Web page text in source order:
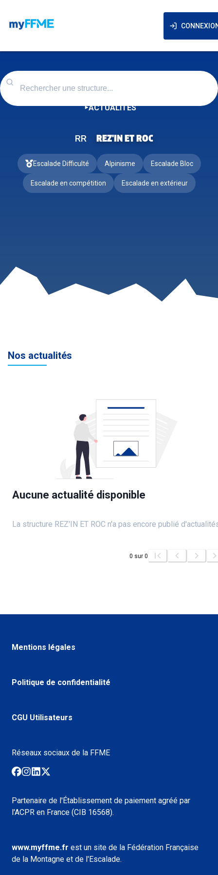
ACTUALITÉS
RR REZ'IN ET ROC
Escalade Difficulté Alpinisme Escalade Bloc
Escalade en compétition Escalade en extérieur
Nos actualités
Aucune actualité disponible
La structure REZ'IN ET ROC n'a pas encore publié
0 sur 0
Mentions légales
Politique de confidentialité
CGU Utilisateurs
Partenaire de l'Établissement de paiement agréé par
l'ACPR en France (CIB 16568).
www.myffme.fr est un site de la Fédération Française
de la Montagne et de l'Escalade.
Réseaux sociaux de la FFME